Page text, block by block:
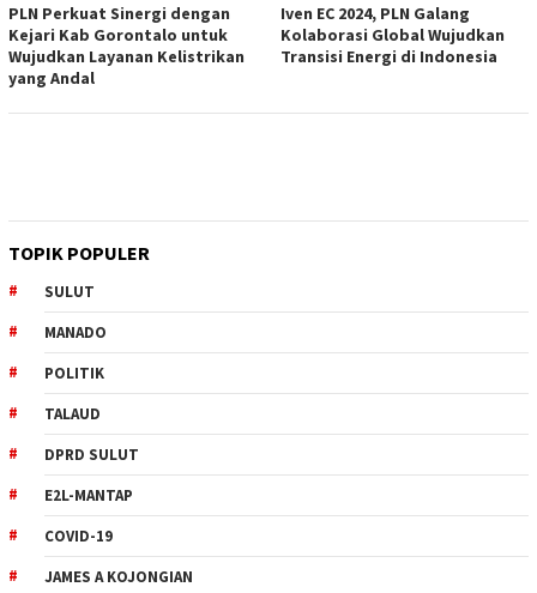
PLN Perkuat Sinergi dengan
Kejari Kab Gorontalo untuk
Wujudkan Layanan Kelistrikan
yang Andal
Iven EC 2024, PLN Galang
Kolaborasi Global Wujudkan
Transisi Energi di Indonesia
TOPIK POPULER
SULUT
MANADO
POLITIK
TALAUD
DPRD SULUT
E2L-MANTAP
COVID-19
JAMES A KOJONGIAN